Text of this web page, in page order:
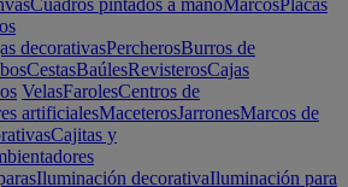
Cuadros pintados a manoMarcosPlacas
decorativasPercherosBurros de
CestasBaúlesRevisterosCajas
VelasFarolesCentros de
artificialesMaceterosJarronesMarcos de
Cajitas y
Iluminación decorativaIluminación para